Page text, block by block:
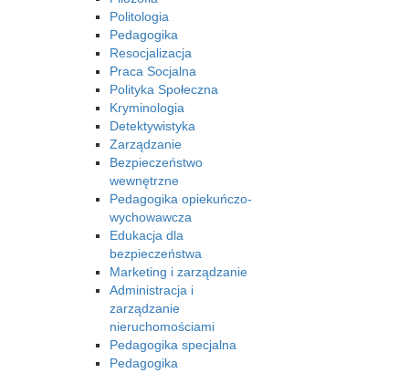
Politologia
Pedagogika
Resocjalizacja
Praca Socjalna
Polityka Społeczna
Kryminologia
Detektywistyka
Zarządzanie
Bezpieczeństwo
wewnętrzne
Pedagogika opiekuńczo-
wychowawcza
Edukacja dla
bezpieczeństwa
Marketing i zarządzanie
Administracja i
zarządzanie
nieruchomościami
Pedagogika specjalna
Pedagogika